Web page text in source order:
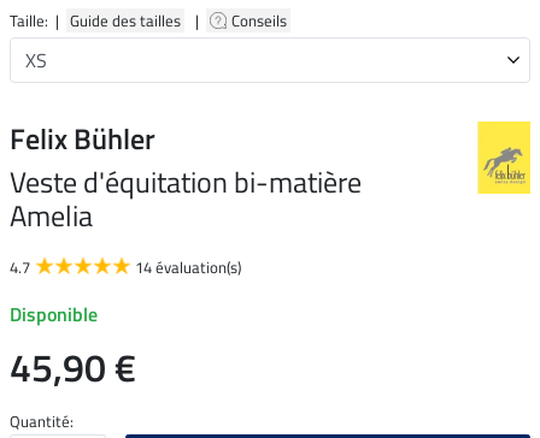
Taille: | Guide des tailles | Conseils
Felix Bühler
Veste d'équitation bi-matière
Amelia
4.7 14 évaluation(s)
Disponible
45,90 €
Quantité: